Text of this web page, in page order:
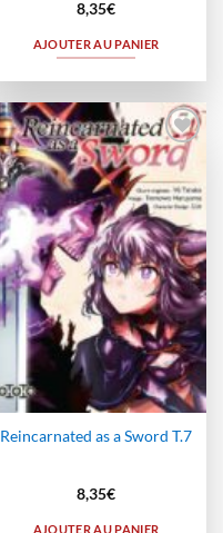
8,35€
AJOUTER AU PANIER
Ajouter
à la
wishlist
Reincarnated as a Sword T.7
8,35€
AJOUTER AU PANIER